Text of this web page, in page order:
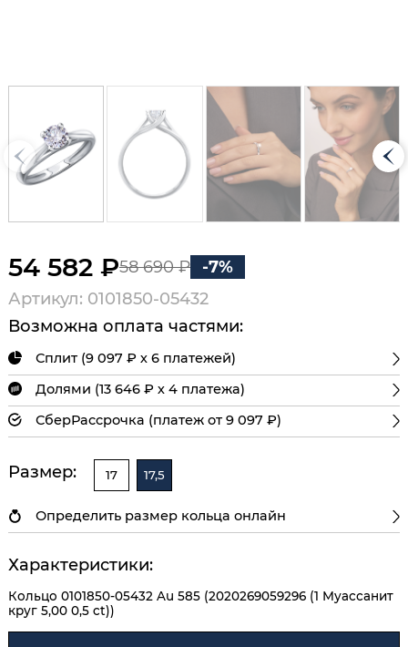
54 582 ₽58 690 ₽
-7%
Артикул: 0101850-05432
Возможна оплата частями:
Сплит (9 097 ₽ х 6 платежей)
Долями (13 646 ₽ х 4 платежа)
СберРассрочка (платеж от 9 097 ₽)
Размер: 17 17,5
Определить размер кольца онлайн
Характеристики:
Кольцо 0101850-05432 Au 585 (2020269059296 (1 Муассанит
круг 5,00 0,5 ct))